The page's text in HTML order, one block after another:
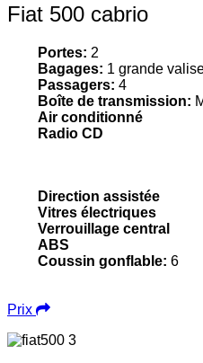
Fiat 500 cabrio
Portes: 2
Bagages: 1 grande
Passagers: 4
Boîte de transmission:
Air conditionné
Radio CD
Direction assistée
Vitres électriques
Verrouillage central
ABS
Coussin gonflable:6
Prix